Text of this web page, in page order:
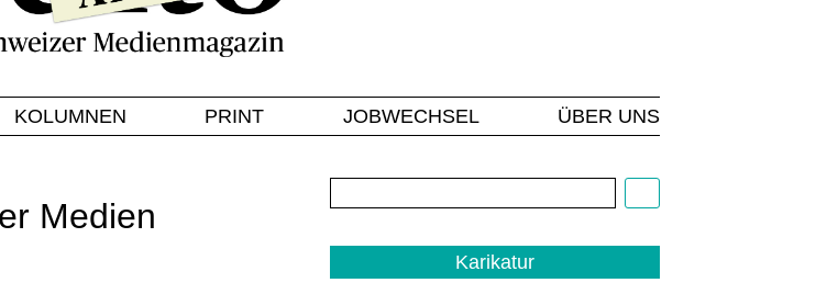
KOLUMNEN PRINT JOBWECHSEL ÜBER UNS
Medien
Karikatur